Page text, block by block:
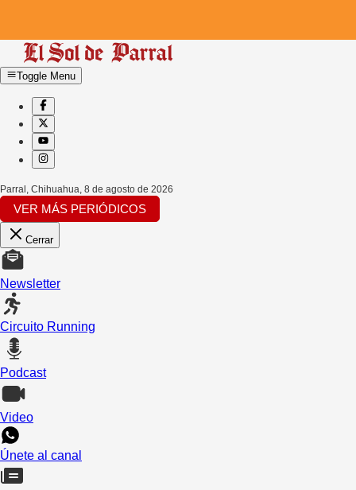
Toggle Menu
Parral, Chihuahua 8 de agosto de 2026
VER MÁS PERIÓDICOS
Cerrar
Newsletter
Circuito Running
Podcast
Video
Únete al canal